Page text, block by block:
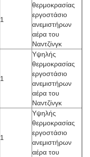
1
θερμοκρασίας
εργοστάσιο
ανεμιστήρων
αέρα του
Ναντζίνγκ
1
Υψηλής
θερμοκρασίας
εργοστάσιο
ανεμιστήρων
αέρα του
Ναντζίνγκ
1
Υψηλής
θερμοκρασίας
εργοστάσιο
ανεμιστήρων
αέρα του